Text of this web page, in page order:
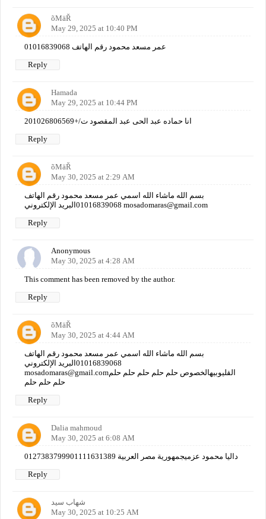
õMäŘ
May 29, 2025 at 10:40 PM
عمر مسعد محمود رقم الهاتف 01016839068
Reply
Hamada
May 29, 2025 at 10:44 PM
انا حماده عبد الحى عبد المقصود ت/+201026806569
Reply
õMäŘ
May 30, 2025 at 2:29 AM
بسم الله ماشاء الله اسمي عمر مسعد محمود رقم الهاتف
01016839068البريد الإلكتروني mosadomaras@gmail.com
Reply
Anonymous
May 30, 2025 at 4:28 AM
This comment has been removed by the author.
Reply
õMäŘ
May 30, 2025 at 4:44 AM
بسم الله ماشاء الله اسمي عمر مسعد محمود رقم الهاتف
01016839068البريد الإلكتروني
mosadomaras@gmail.comالقليوبيهالخصوص حلم حلم حلم حلم حلم
حلم حلم حلم
Reply
Dalia mahmoud
May 30, 2025 at 6:08 AM
داليا محمود عزميجمهورية مصر العربية 0127383799901111631389
Reply
شهاب سيد
May 30, 2025 at 10:25 AM